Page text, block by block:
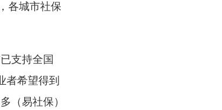
各城市社保
支持全国
者希望得到
（易社保）